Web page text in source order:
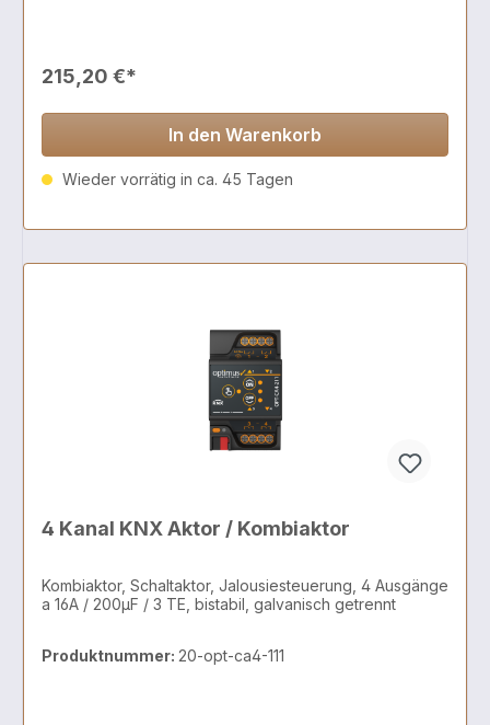
215,20 €*
In den Warenkorb
Wieder vorrätig in ca. 45 Tagen
4 Kanal KNX Aktor / Kombiaktor
Kombiaktor, Schaltaktor, Jalousiesteuerung, 4 Ausgänge
a 16A / 200µF / 3 TE, bistabil, galvanisch getrennt
Produktnummer: 20-opt-ca4-111